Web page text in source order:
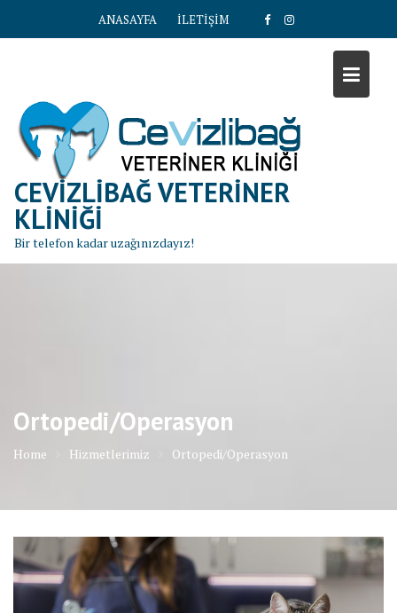
t
ANASAYFA İLETİŞİM
CEVIZLIBAĞ VETERINER
KLINIĞI
Bir telefon kadar uzağınızdayız!
Ortopedi/Operasyon
Home Hizmetlerimiz Ortopedi/Operasyon